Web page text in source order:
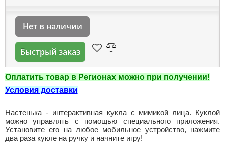
Нет в наличии
Быстрый заказ
Оплатить товар в Регионах можно при получении!
Условия доставки
Настенька - интерактивная кукла с мимикой лица. Куклой
можно управлять с помощью специального приложения.
Установите его на любое мобильное устройство, нажмите
два раза кукле на ручку и начните игру!